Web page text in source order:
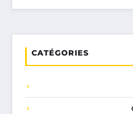
CATÉGORIES